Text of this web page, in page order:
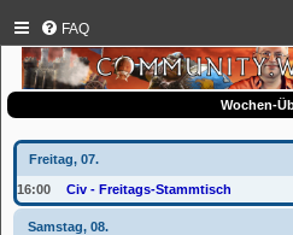
FAQ
Wochen-
Freitag, 07.
16:00 Civ - Freitags-Stammtisch
Samstag, 08.